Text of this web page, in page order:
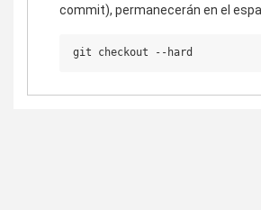
commit), permanecerán en el